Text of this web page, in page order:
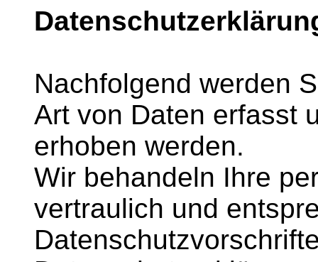
Nachfolgend werden
Art von Daten erfasst
erhoben werden.
Wir behandeln Ihre
vertraulich und